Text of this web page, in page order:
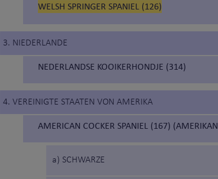
WELSH SPRINGER SPANIEL (126)
3. NIEDERLANDE
NEDERLANDSE KOOIKERHONDJE (314)
4. VEREINIGTE STAATEN VON AMERIKA
AMERICAN COCKER SPANIEL (167)
a) SCHWARZE